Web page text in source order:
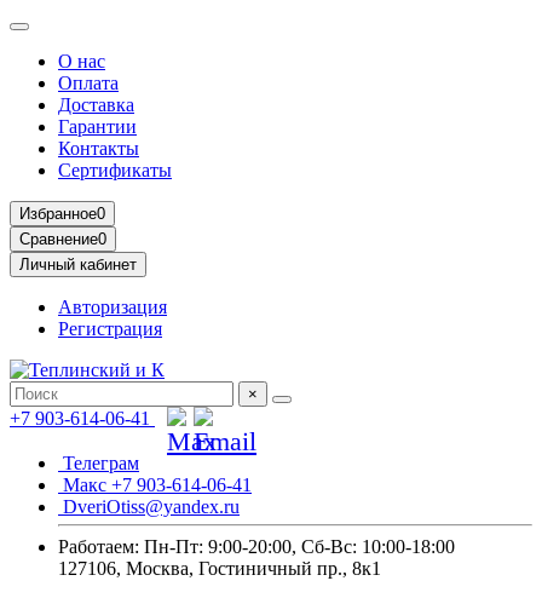
О нас
Оплата
Доставка
Гарантии
Контакты
Сертификаты
Избранное0
Сравнение0
Личный кабинет
Авторизация
Регистрация
×
+7 903-614-06-41
Телеграм
Макс +7 903-614-06-41
DveriOtiss@yandex.ru
Работаем: Пн-Пт: 9:00-20:00, Сб-Вс: 10:00-18:00
127106, Москва, Гостиничный пр., 8к1